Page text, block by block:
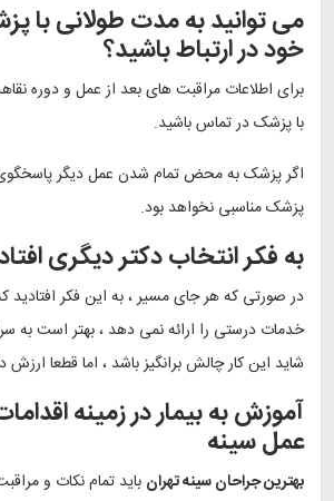
می توانید به مدت طولانی با
خود در ارتباط باشید؟
برای اطلاعات مراقبت های بعد از عمل و دوره
با پزشک در تماس باشید.
اگر پزشک به محض تمام شدن عمل دیگر پاسخگوی
پزشک مناسبی نخواهد بود.
به فکر انتخاب دکتر دیگری
در صورتی که هر جای مسیر ، به این فکر افتادید
خدمات درستی را ارائه نمی دهد ، بهتر است به
شاید این کار چالش برانگیز باشد ، اما قطعا ارزش
آموزش به بیمار در زمینه
عمل سینه
بهترین جراحان سینه تهران باید تمام نکات و